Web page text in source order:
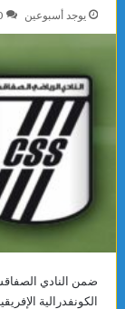
يوجد أسبوعين
ضمن النادي
الكونفدرالية